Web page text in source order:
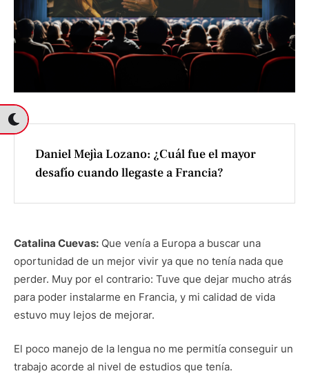
Daniel Mejìa Lozano: ¿Cuál fue el mayor
desafío cuando llegaste a Francia?
Catalina Cuevas: Que venía a Europa a buscar una
oportunidad de un mejor vivir ya que no tenía nada que
perder. Muy por el contrario: Tuve que dejar mucho atrás
para poder instalarme en Francia, y mi calidad de vida
estuvo muy lejos de mejorar.
El poco manejo de la lengua no me permitía conseguir un
trabajo acorde al nivel de estudios que tenía.